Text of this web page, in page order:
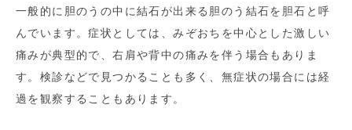
一般的に胆のうの中に結石が出来る胆のう結石を胆石と呼
んでいます。症状としては、みぞおちを中心とした激しい
痛みが典型的で、右肩や背中の痛みを伴う場合もありま
す。検診などで見つかることも多く、無症状の場合には経
過を観察することもあります。